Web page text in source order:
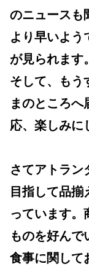
のニュースも
より早いよう
が見られます。
そして、もう
まのところへ
応、楽しみに
さてアトラン
目指して品
っています。
ものを好んで
食事に関して